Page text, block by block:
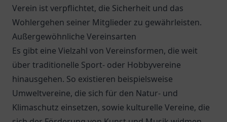
Verein ist verpflichtet, die Sicherheit und das
Wohlergehen seiner Mitglieder zu gewährleisten.
Außergewöhnliche Vereinsarten
Es gibt eine Vielzahl von Vereinsformen, die weit
über traditionelle Sport- oder Hobbyvereine
hinausgehen. So existieren beispielsweise
Umweltvereine, die sich für den Natur- und
Klimaschutz einsetzen, sowie kulturelle Vereine, die